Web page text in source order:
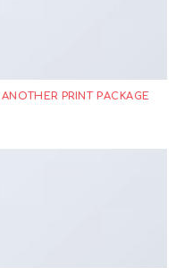
ANOTHER PRINT PACKAGE